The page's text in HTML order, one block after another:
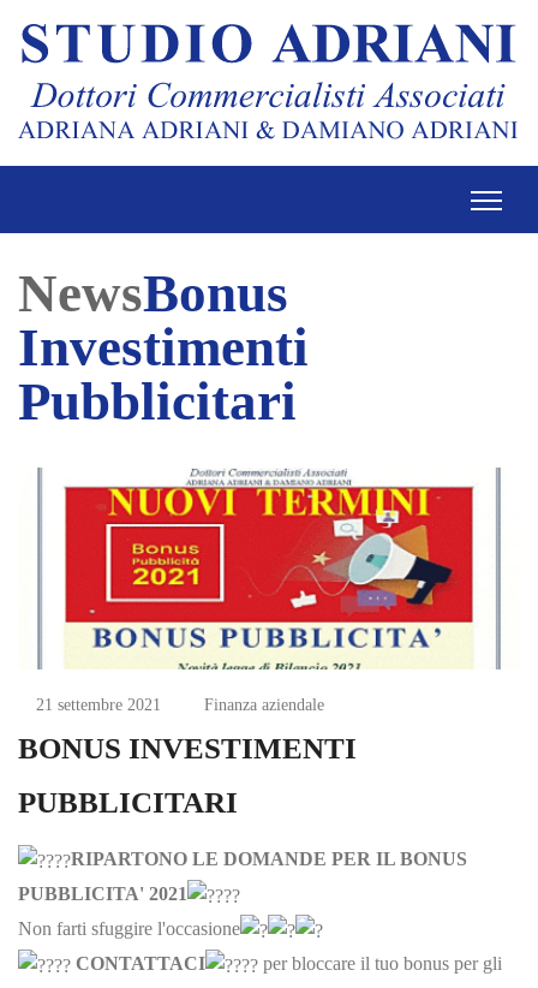
NewsBonus
Investimenti
Pubblicitari
21 settembre 2021 Finanza aziendale
BONUS INVESTIMENTI
PUBBLICITARI
RIPARTONO LE DOMANDE PER IL BONUS
PUBBLICITA' 2021
Non farti sfuggire l'occasione
CONTATTACI
per bloccare il tuo bonus per gli